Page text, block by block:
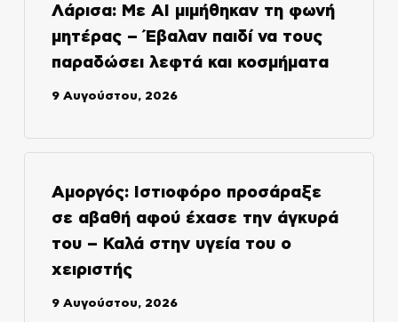
Λάρισα: Με AI μιμήθηκαν τη φωνή
μητέρας – Έβαλαν παιδί να τους
παραδώσει λεφτά και κοσμήματα
9 Αυγούστου, 2026
Αμοργός: Ιστιοφόρο προσάραξε
σε αβαθή αφού έχασε την άγκυρά
του – Καλά στην υγεία του ο
χειριστής
9 Αυγούστου, 2026